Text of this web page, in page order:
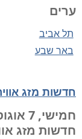
ערים
תל אביב
באר שבע
חדשות מזג
חמישי, 7 אוגוסט
חדשות מזג